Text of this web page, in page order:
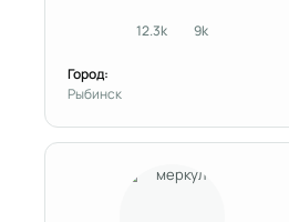
12.3kсообщения
9kРепутация
Город:
Рыбинск